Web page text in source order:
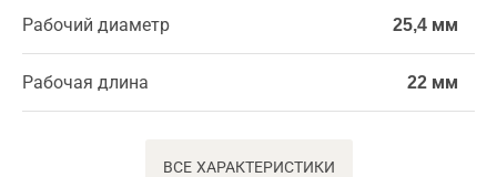
Рабочий диаметр 25,4 мм
Рабочая длина 22 мм
ВСЕ ХАРАКТЕРИСТИКИ